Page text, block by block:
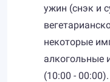
ужин (снэк и
некоторые
алкогольные
(10:00 -